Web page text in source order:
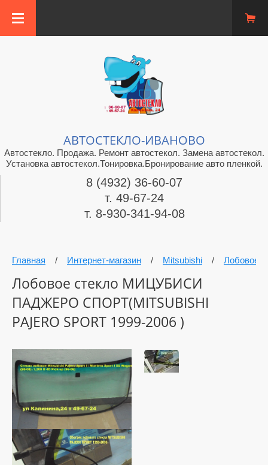
АВТОСТЕКЛО-ИВАНОВО
Автостекло. Продажа. Ремонт автостекол. Замена автостекол.
Установка автостекол.Тонировка.Бронирование авто пленкой.
8 (4932) 36-60-07
т. 49-67-24
т. 8-930-341-94-08
Главная / Интернет-магазин / Mitsubishi / Лобовое
Лобовое стекло МИЦУБИСИ
ПАДЖЕРО СПОРТ(MITSUBISHI
PAJERO SPORT 1999-2006 )